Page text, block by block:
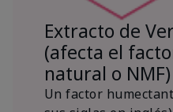
Extracto de
(afecta el
natural o NMF)
Un factor